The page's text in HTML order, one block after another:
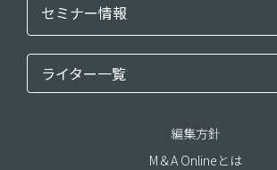
セミナー情報
ライター一覧
編集方針
M＆A Onlineとは